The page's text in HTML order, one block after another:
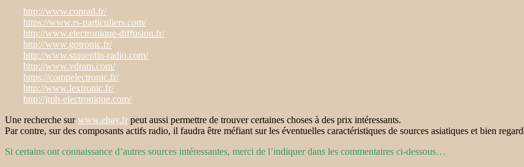
http://www.conrad.fr/
https://www.rs-particuliers.com/
http://www.electronique-diffusion.fr/
http://www.gotronic.fr/
http://www.stquentin-radio.com/
http://www.vdram.com/
https://compelectronic.fr/
http://www.lextronic.fr/
http://jmb-electronique.com/
Une recherche surwww.ebay.fr peut aussi permettre de trouver certaines choses à des prix intéressants.
Par contre, sur des composants actifs radio, il faudra être méfiant sur les éventuelles caractéristiques de sources asiatiques et bien
Si certains ont connaissance d’autres sources intéressantes, merci de l’indiquer dans les commentaires ci-dessous…